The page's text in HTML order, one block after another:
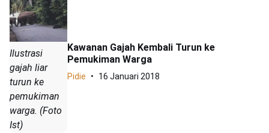
Ilustrasi
gajah liar
turun ke
pemukiman
warga. (Foto
Ist)
Kawanan Gajah Kembali Turun ke
Pemukiman Warga
Pidie 16 Januari 2018